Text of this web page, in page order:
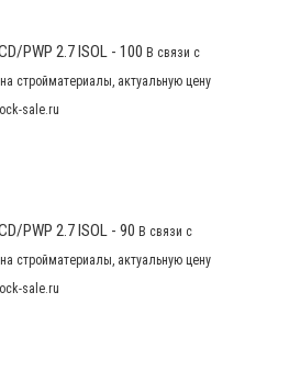
PWP 2.7 ISOL - 100 В связи с
стройматериалы, актуальную цену
sale.ru
PWP 2.7 ISOL - 90 В связи с
стройматериалы, актуальную цену
sale.ru